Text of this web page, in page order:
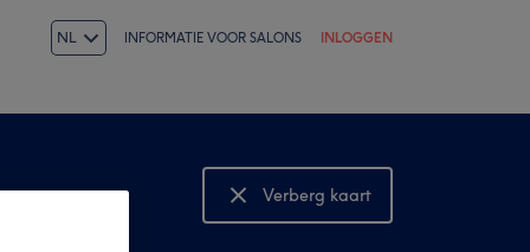
NL INFORMATIE VOOR SALONS INLOGGEN
Verberg kaart
Bekijk kaart